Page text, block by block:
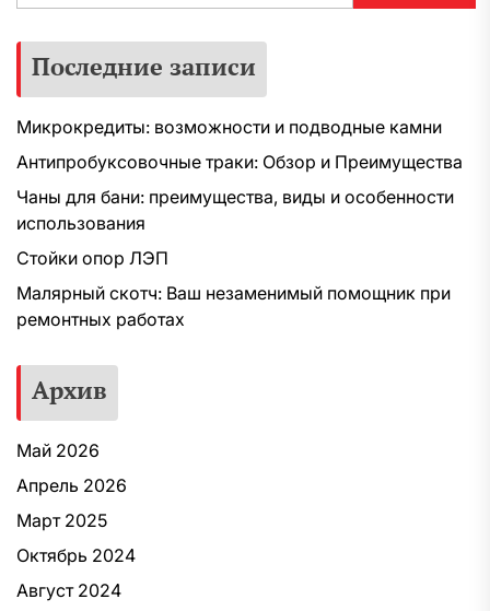
Последние записи
Микрокредиты: возможности и подводные камни
Антипробуксовочные траки: Обзор и Преимущества
Чаны для бани: преимущества, виды и особенности
использования
Стойки опор ЛЭП
Малярный скотч: Ваш незаменимый помощник при
ремонтных работах
Архив
Май 2026
Апрель 2026
Март 2025
Октябрь 2024
Август 2024